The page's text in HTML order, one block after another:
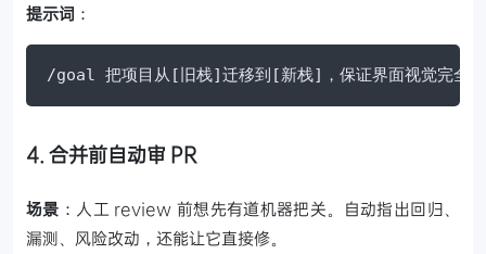
提示词 ：
/goal 把项目从[旧栈]迁移到[新栈]，保证界面视觉完
4. 合并前自动审 PR
场景 ：人工 review 前想先有道机器把关。自动指出回归、
漏测、风险改动，还能让它直接修。